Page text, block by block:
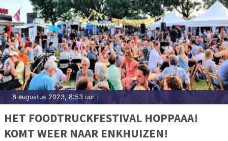
8 augustus 2023, 8:53 uur
HET FOODTRUCKFESTIVAL HOPPAAA!
KOMT WEER NAAR ENKHUIZEN!